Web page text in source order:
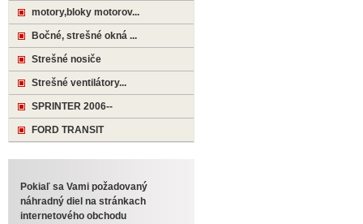
motory,bloky motorov...
Bočné, strešné okná ...
Strešné nosiče
Strešné ventilátory...
SPRINTER 2006--
FORD TRANSIT
Pokiaľ sa Vami požadovaný
náhradný diel na stránkach
internetového obchodu